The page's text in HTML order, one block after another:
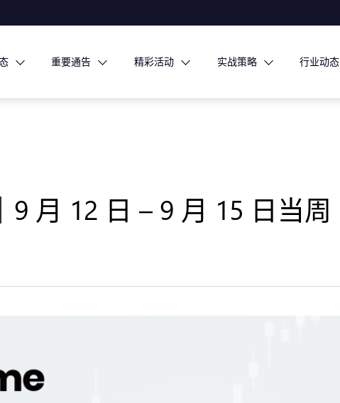
重要通告 精彩活动 实战策略 行业动态
月 12 日 – 9 月 15 日当周